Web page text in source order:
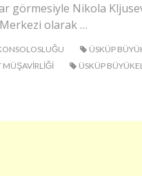
görmesiyle Nikola
olarak …
ÜSKÜP
MÜŞAVIRLIĞI
ÜSKÜP